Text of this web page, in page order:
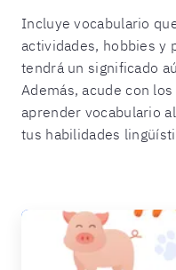
Incluye vocabulario
actividades, hobbies y
tendrá un significado
Además, acude con
aprender vocabulario
tus habilidades